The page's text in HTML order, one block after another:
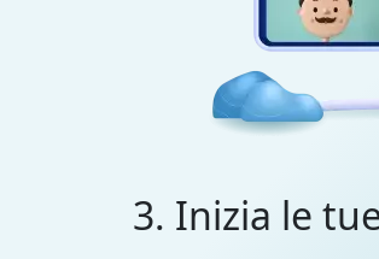
3. Inizia le